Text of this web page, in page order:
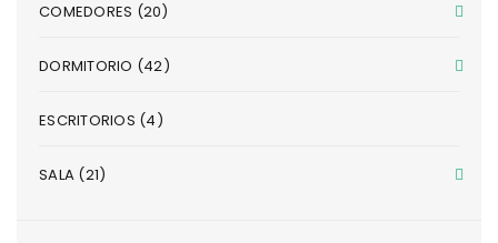
COMEDORES (20)
DORMITORIO (42)
ESCRITORIOS (4)
SALA (21)